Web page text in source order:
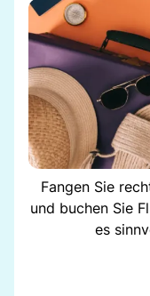
Fangen Sie
und buchen Sie
es